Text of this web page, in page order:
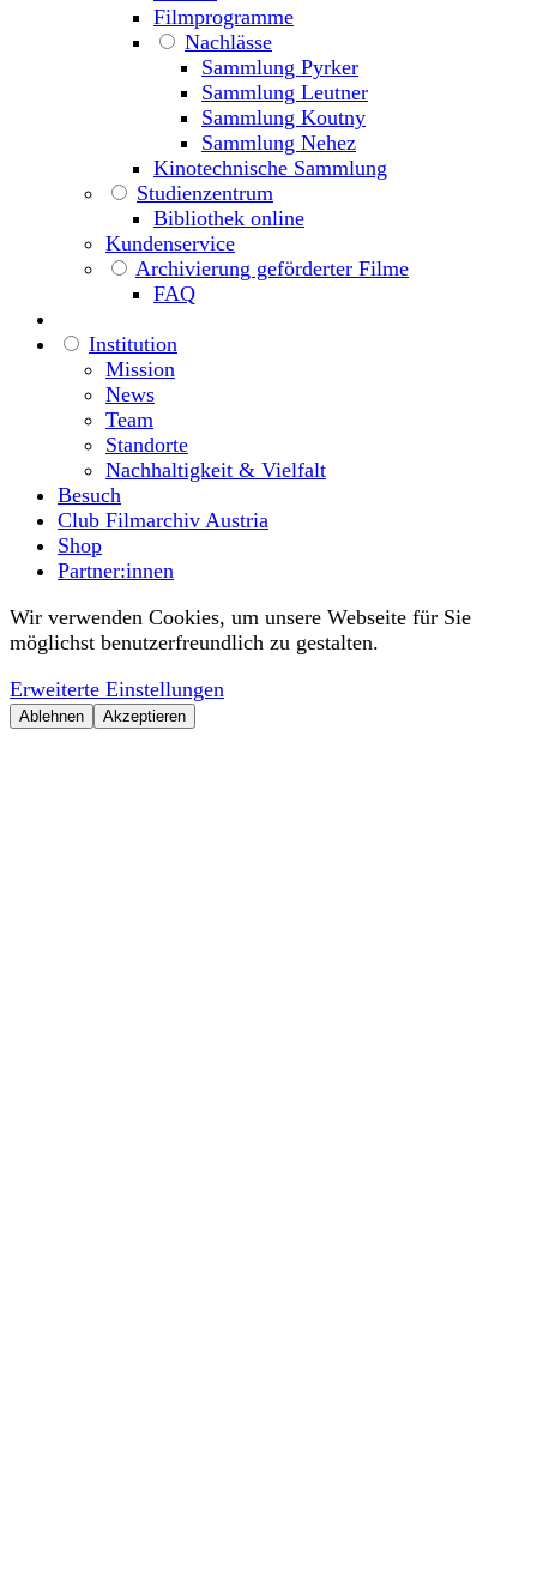
Filmprogramme
Nachlässe
Sammlung Pyrker
Sammlung Leutner
Sammlung Koutny
Sammlung Nehez
Kinotechnische Sammlung
Studienzentrum
Bibliothek online
Kundenservice
Archivierung geförderter Filme
FAQ
Institution
Mission
News
Team
Standorte
Nachhaltigkeit & Vielfalt
Besuch
Club Filmarchiv Austria
Shop
Partner:innen
Wir verwenden Cookies, um unsere Webseite für Sie
möglichst benutzerfreundlich zu gestalten.
Erweiterte Einstellungen
Ablehnen Akzeptieren